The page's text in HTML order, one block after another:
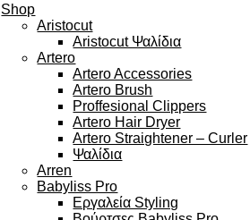
Shop
Aristocut
Aristocut Ψαλίδια
Artero
Artero Accessories
Artero Brush
Proffesional Clippers
Artero Hair Dryer
Artero Straightener – Curler
Ψαλίδια
Arren
Babyliss Pro
Εργαλεία Styling